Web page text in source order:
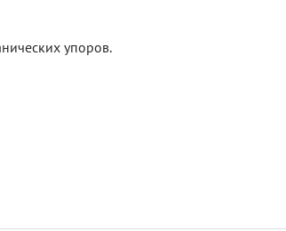
упоров.